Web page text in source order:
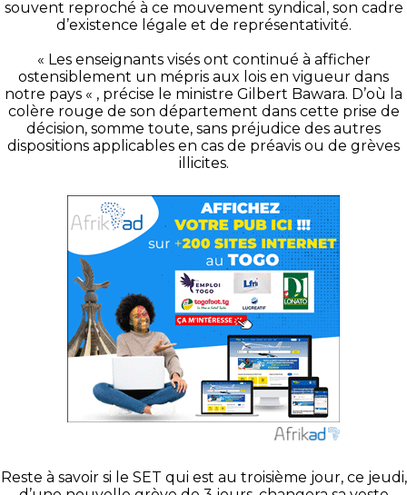
souvent reproché à ce mouvement syndical, son cadre
d’existence légale et de représentativité.
« Les enseignants visés ont continué à afficher
ostensiblement un mépris aux lois en vigueur dans
notre pays « , précise le ministre Gilbert Bawara. D’où la
colère rouge de son département dans cette prise de
décision, somme toute, sans préjudice des autres
dispositions applicables en cas de préavis ou de grèves
illicites.
Reste à savoir si le SET qui est au troisième jour, ce jeudi,